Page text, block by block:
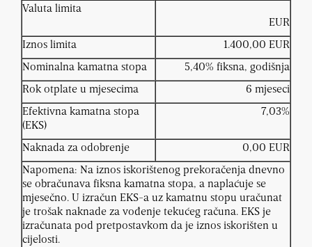
Valuta limita
EUR
Iznos limita
1.400,00 EUR
Nominalna kamatna stopa
5,40% fiksna, godišnja
Rok otplate u mjesecima
6 mjeseci
Efektivna kamatna stopa
(EKS)
7,03%
Naknada za odobrenje
0,00 EUR
Napomena: Na iznos iskorištenog prekoračenja dnevno
se obračunava fiksna kamatna stopa, a naplaćuje se
mjesečno. U izračun EKS-a uz kamatnu stopu uračunat
je trošak naknade za vođenje tekućeg računa. EKS je
izračunata pod pretpostavkom da je iznos iskorišten u
cijelosti.